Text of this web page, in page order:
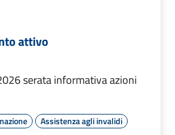
attivo
serata informativa azioni
Assistenza agli invalidi